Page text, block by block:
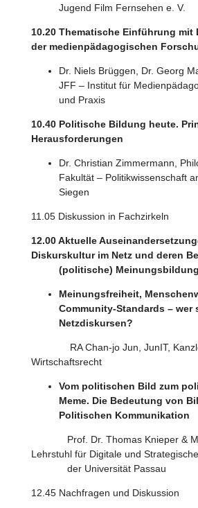
Jugend Film Fernsehen e. V.
10.20 Thematische Einführung mit
der medienpädagogischen
Dr. Niels Brüggen, Dr. Georg
JFF – Institut für
und Praxis
10.40 Politische Bildung heute.
Herausforderungen
Dr. Christian Zimmermann,
Fakultät – Politikwissenschaft
Siegen
11.05 Diskussion in Fachzirkeln
12.00 Aktuelle
Diskurskultur im Netz und deren
(politische) Meinungsbildung
Meinungsfreiheit,
Community-Standards – wer
Netzdiskursen?
RA Chan-jo Jun, JunIT,
Wirtschaftsrecht
Vom politischen Bild zum
Meme. Die Bedeutung von
Politischen Kommunikation
Prof. Dr. Thomas Knieper &
Lehrstuhl für Digitale und
der Universität Passau
12.45 Nachfragen und Diskussion